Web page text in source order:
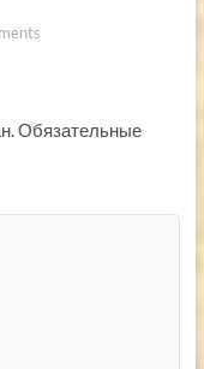
Обязательные